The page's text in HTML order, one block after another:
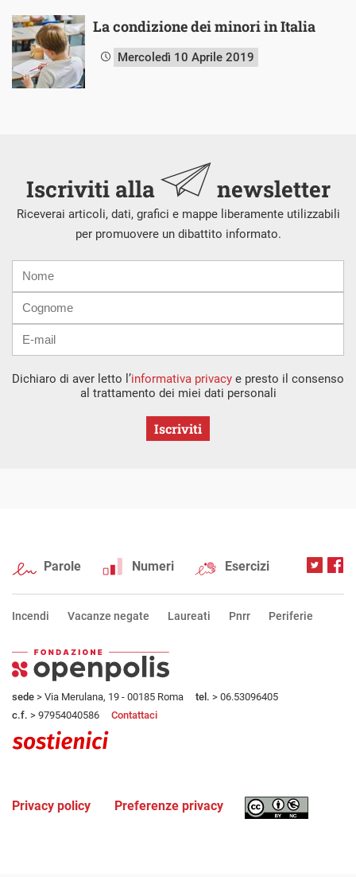
La condizione dei minori in Italia
Mercoledì 10 Aprile 2019
Iscriviti alla newsletter
Riceverai articoli, dati, grafici e mappe liberamente utilizzabili
per promuovere un dibattito informato.
mail
Dichiaro di aver letto l’informativa privacy e presto il consenso
al trattamento dei miei dati personali
Iscriviti
Parole Numeri Esercizi
Incendi Vacanze negate Laureati Pnrr Periferie
sede > Via Merulana, 19 - 00185 Roma tel. > 06.53096405
c.f. > 97954040586 Contattaci
Privacy policy Preferenze privacy